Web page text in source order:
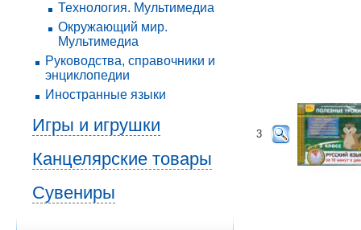
Технология. Мультимедиа
Окружающий мир.
Мультимедиа
Руководства, справочники и
энциклопедии
Иностранные языки
Игры и игрушки
Канцелярские товары
Сувениры
3